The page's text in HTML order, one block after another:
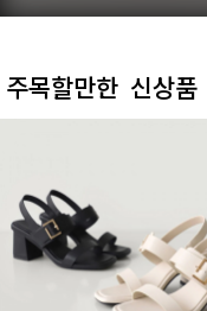
주목할만한 신상품